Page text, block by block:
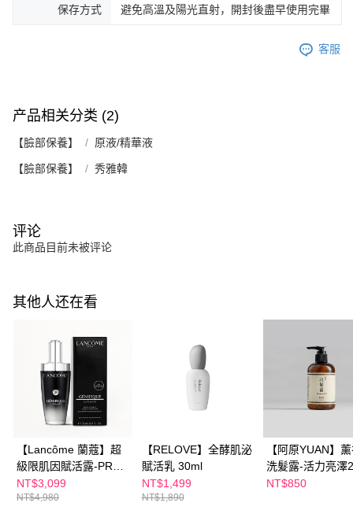
保存方式 避免高溫及陽光直射，開封後盡早使用完畢
客服
产品相关分类 (2)
【臉部保養】 原液/精華液
【臉部保養】 秀雅韓
评论
此商品目前未被评论
其他人还在看
【Lancôme 蘭蔻】超
級限肌因賦活露-PRO
100ml
NT$3,099
NT$4,980
【RELOVE】全酵肌泌
賦活乳 30ml
NT$1,499
NT$1,890
【阿原YUAN】
洗髮露-活力亮澤
NT$850